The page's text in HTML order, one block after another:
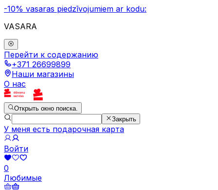
-10% vasaras piedzīvojumiem ar kodu:
VASARA
Перейти к содержанию
+371 26699899
Наши магазины
О нас
Открыть окно поиска.
Закрыть
У меня есть подарочная карта
Войти
0
Любимые